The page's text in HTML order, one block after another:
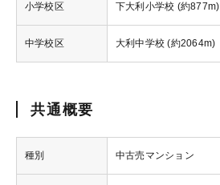
小学校区 下大利小学校 (約877m)
中学校区 大利中学校 (約2064m)
共通概要
種別 中古売マンション